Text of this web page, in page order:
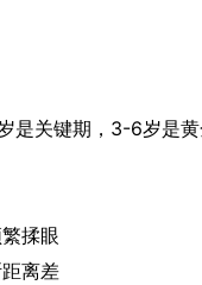
是关键期，3-6岁是
揉眼
离差